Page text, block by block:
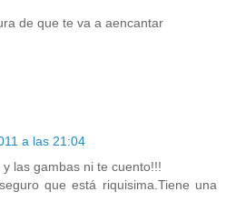
de que te va a aencantar
a las 21:04
las gambas ni te cuento!!!
que está riquisima.Tiene una